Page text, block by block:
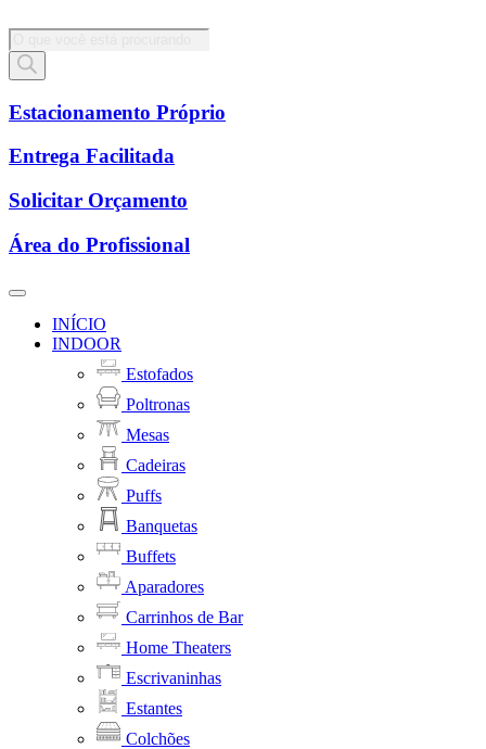
Pesquisar
produtos
Estacionamento Próprio
Entrega Facilitada
Solicitar Orçamento
Área do Profissional
INÍCIO
INDOOR
Estofados
Poltronas
Mesas
Cadeiras
Puffs
Banquetas
Buffets
Aparadores
Carrinhos de Bar
Home Theaters
Escrivaninhas
Estantes
Colchões